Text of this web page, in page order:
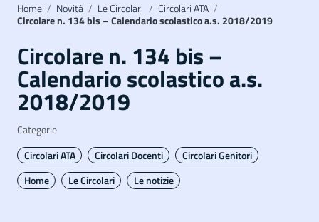
Home / Novità / Le Circolari / Circolari ATA /
Circolare n. 134 bis – Calendario scolastico a.s. 2018/2019
Circolare n. 134 bis –
Calendario scolastico a.s.
2018/2019
Categorie
Circolari ATA
Circolari Docenti
Circolari Genitori
Home
Le Circolari Le notizie